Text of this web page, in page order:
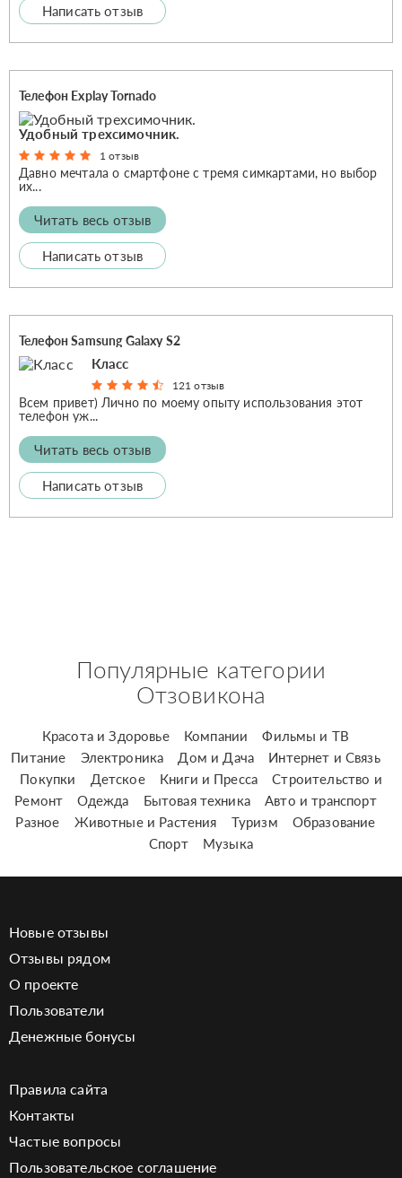
Написать отзыв
Телефон Explay Tornado
Удобный трехсимочник.
1 отзыв
Давно мечтала о смартфоне с тремя симкартами, но выбор
их...
Читать весь отзыв
Написать отзыв
Телефон Samsung Galaxy S2
Класс
121 отзыв
Всем привет) Лично по моему опыту использования этот
телефон уж...
Читать весь отзыв
Написать отзыв
Популярные категории
Отзовикона
Красота и Здоровье Компании
Фильмы и ТВ
Питание
Электроника Дом и Дача
Интернет и Связь
Покупки
Детское Книги и Пресса
Строительство и
Ремонт
Одежда Бытовая техника
Авто и транспорт
Разное
Животные и Растения Туризм
Образование
Спорт
Музыка
Новые отзывы
Отзывы рядом
О проекте
Пользователи
Денежные бонусы
Правила сайта
Контакты
Частые вопросы
Пользовательское соглашение